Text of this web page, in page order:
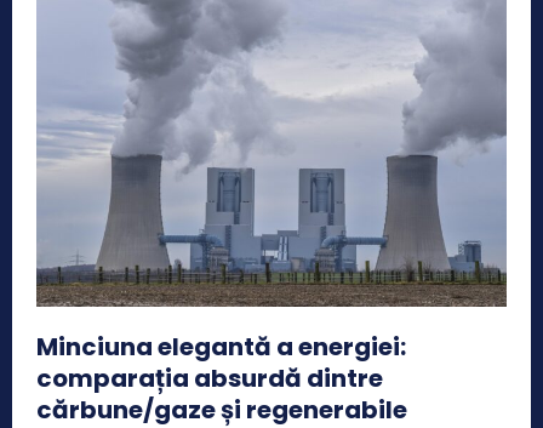
Minciuna elegantă a energiei:
comparația absurdă dintre
cărbune/gaze și regenerabile